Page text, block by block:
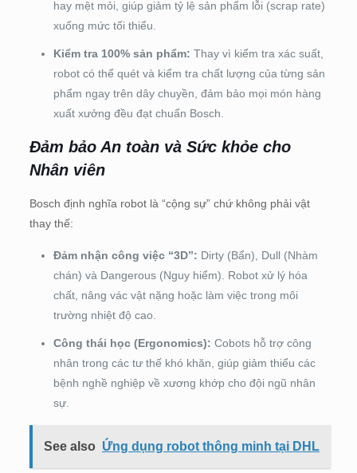
hay mệt mỏi, giúp giảm tỷ lệ sản phẩm lỗi (scrap rate)
xuống mức tối thiểu.
Kiểm tra 100% sản phẩm: Thay vì kiểm tra xác suất,
robot có thể quét và kiểm tra chất lượng của từng sản
phẩm ngay trên dây chuyền, đảm bảo mọi món hàng
xuất xưởng đều đạt chuẩn Bosch.
Đảm bảo An toàn và Sức khỏe cho
Nhân viên
Bosch định nghĩa robot là “cộng sự” chứ không phải vật
thay thế:
Đảm nhận công việc “3D”: Dirty (Bẩn), Dull (Nhàm
chán) và Dangerous (Nguy hiểm). Robot xử lý hóa
chất, nâng vác vật nặng hoặc làm việc trong môi
trường nhiệt độ cao.
Công thái học (Ergonomics): Cobots hỗ trợ công
nhân trong các tư thế khó khăn, giúp giảm thiểu các
bệnh nghề nghiệp về xương khớp cho đội ngũ nhân
sự.
See also Ứng dụng robot thông minh tại DHL